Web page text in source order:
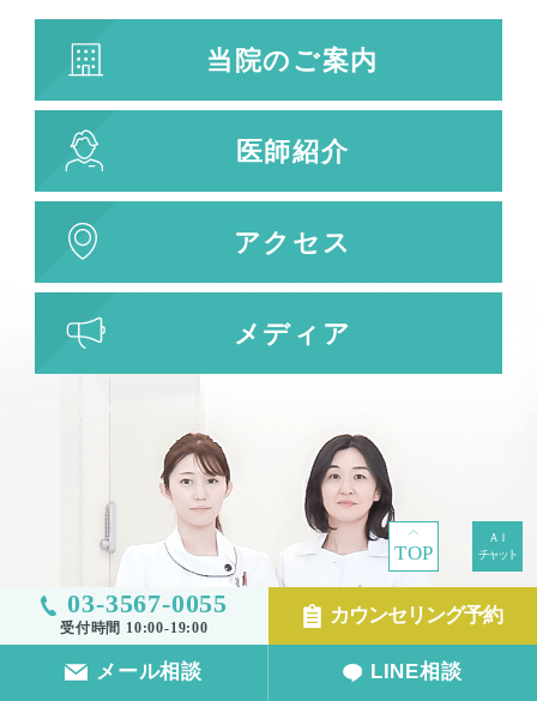
TOP
03-3567-0055
受付時間 10:00-19:00
カウンセリング予約
メール相談 LINE相談
当院のご案内
医師紹介
アクセス
メディア